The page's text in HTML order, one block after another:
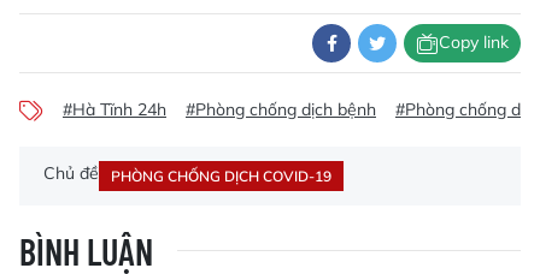
Copy link
#Hà Tĩnh 24h #Phòng chống dịch bệnh #Phòng chống
Chủ đề PHÒNG CHỐNG DỊCH COVID-19
BÌNH LUẬN